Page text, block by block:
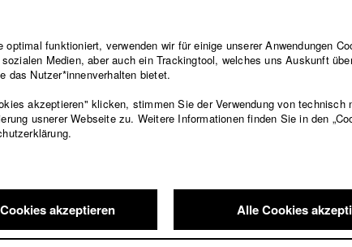
born filmmaker, student of philosophy, and educator. He
at the University of Cambridge and medicine in Munich.
program at Ludwig-Maximilians-University Munich.
for filmmaking when he produced “Rubberneck”, a
acclaim at the Max Ophüls Film Festival in 2019. He currently
optimal funktioniert, verwenden wir für einige unserer Anwendungen
Medien, aber auch ein Trackingtool, welches uns Auskunft
das Nutzer*innenverhalten bietet.
akzeptieren" klicken, stimmen Sie der Verwendung von technisch
usnerer Webseite zu. Weitere Informationen finden Sie in den
akzeptieren Alle Cookies